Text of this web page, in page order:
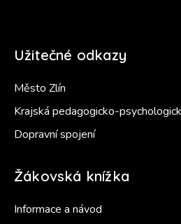
Užitečné odkazy
Město Zlín
Krajská pedagogicko-
Dopravní spojení
Žákovská knížka
Informace a návod